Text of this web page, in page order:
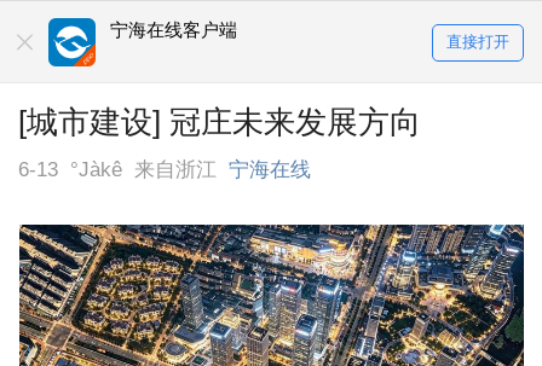
宁海在线客户端
直接打开
[城市建设] 冠庄未来发展方向
6-13 °Jàkê 来自浙江 宁海在线